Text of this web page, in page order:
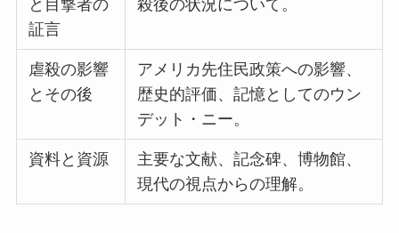
と目撃者の
証言
殺後の状況について。
虐殺の影響
とその後
アメリカ先住民政策への影響、
歴史的評価、記憶としてのウン
デット・ニー。
資料と資源
主要な文献、記念碑、博物館、
現代の視点からの理解。